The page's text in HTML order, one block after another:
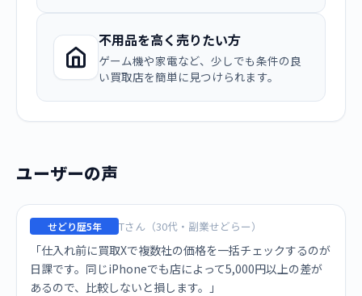
不用品を高く売りたい方
ゲーム機や家電など、少しでも条件の良
い買取店を簡単に見つけられます。
ユーザーの声
せどり歴5年 Tさん（30代・副業せどらー）
「仕入れ前に買取Xで複数社の価格を一括チェックするのが
日課です。同じiPhoneでも店によって5,000円以上の差が
あるので、比較しないと損します。」